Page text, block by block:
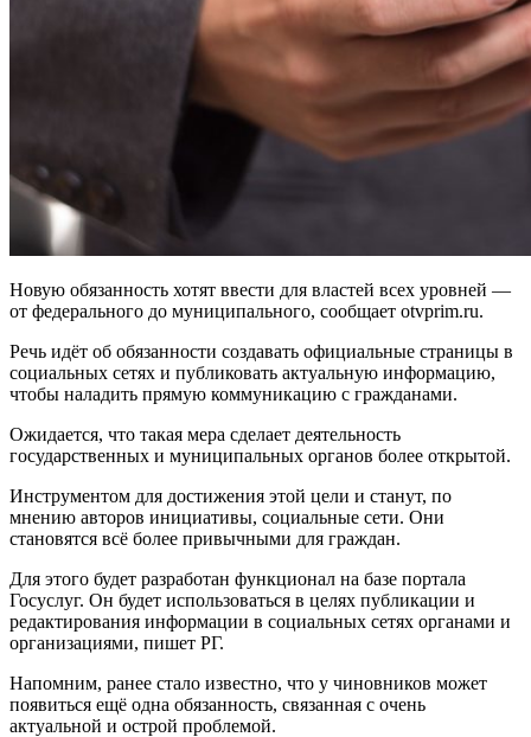
Новую обязанность хотят ввести для властей всех уровней —
от федерального до муниципального, сообщает otvprim.ru.
Речь идёт об обязанности создавать официальные страницы в
социальных сетях и публиковать актуальную информацию,
чтобы наладить прямую коммуникацию с гражданами.
Ожидается, что такая мера сделает деятельность
государственных и муниципальных органов более открытой.
Инструментом для достижения этой цели и станут, по
мнению авторов инициативы, социальные сети. Они
становятся всё более привычными для граждан.
Для этого будет разработан функционал на базе портала
Госуслуг. Он будет использоваться в целях публикации и
редактирования информации в социальных сетях органами и
организациями, пишет РГ.
Напомним, ранее стало известно, что у чиновников может
появиться ещё одна обязанность, связанная с очень
актуальной и острой проблемой.